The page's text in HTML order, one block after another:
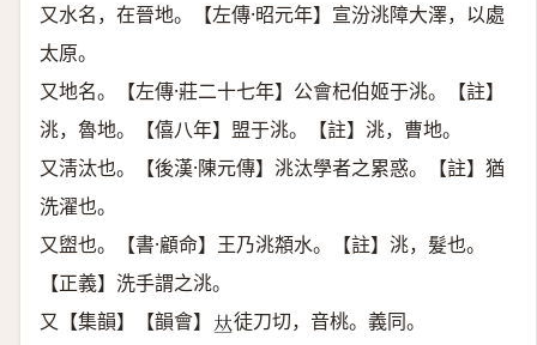
又水名，在晉地。【左傳·昭元年】宣汾洮障大澤，以處
太原。
又地名。【左傳·莊二十七年】公會杞伯姬于洮。【註】
洮，魯地。【僖八年】盟于洮。【註】洮，曹地。
又淸汰也。【後漢·陳元傳】洮汰學者之累惑。【註】猶
洗濯也。
又盥也。【書·顧命】王乃洮頮水。【註】洮，髮也。
【正義】洗手謂之洮。
又【集韻】【韻會】 𠀤徒刀切，音桃。義同。